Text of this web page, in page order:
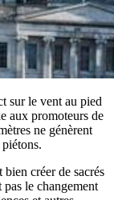
sur le vent au pied
aux promoteurs de
ne génèrent
créer de sacrés
le changement